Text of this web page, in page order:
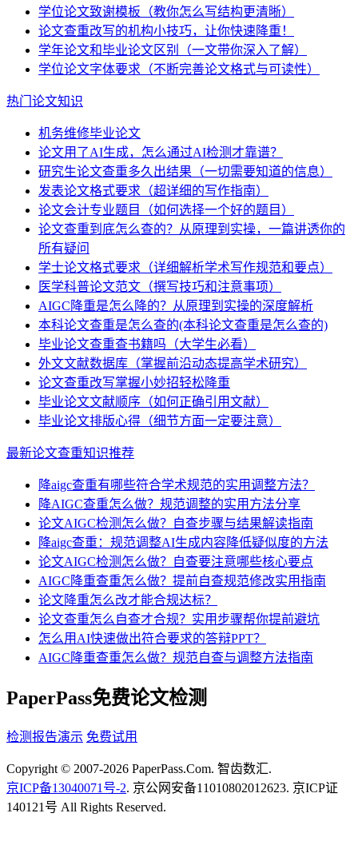
学位论文致谢模板（教你怎么写结构更清晰）
论文查重改写的机构小技巧，让你快速降重！
学年论文和毕业论文区别（一文带你深入了解）
学位论文字体要求（不断完善论文格式与可读性）
热门论文知识
机务维修毕业论文
论文用了AI生成，怎么通过AI检测才靠谱？
研究生论文查重多久出结果（一切需要知道的信息）
发表论文格式要求（超详细的写作指南）
论文会计专业题目（如何选择一个好的题目）
论文查重到底怎么查的？从原理到实操，一篇讲透你的
所有疑问
学士论文格式要求（详细解析学术写作规范和要点）
医学科普论文范文（撰写技巧和注意事项）
AIGC降重是怎么降的？从原理到实操的深度解析
本科论文查重是怎么查的(本科论文查重是怎么查的)
毕业论文查重查书籍吗（大学生必看）
外文文献数据库（掌握前沿动态提高学术研究）
论文查重改写掌握小妙招轻松降重
毕业论文文献顺序（如何正确引用文献）
毕业论文排版心得（细节方面一定要注意）
最新论文查重知识推荐
降aigc查重有哪些符合学术规范的实用调整方法？
降AIGC查重怎么做？规范调整的实用方法分享
论文AIGC检测怎么做？自查步骤与结果解读指南
降aigc查重：规范调整AI生成内容降低疑似度的方法
论文AIGC检测怎么做？自查要注意哪些核心要点
AIGC降重查重怎么做？提前自查规范修改实用指南
论文降重怎么改才能合规达标？
论文查重怎么自查才合规？实用步骤帮你提前避坑
怎么用AI快速做出符合要求的答辩PPT？
AIGC降重查重怎么做？规范自查与调整方法指南
PaperPass免费论文检测
检测报告演示 免费试用
Copyright © 2007-2026 PaperPass.Com. 智齿数汇.
京ICP备13040071号-2. 京公网安备11010802012623. 京ICP证
140121号 All Rights Reserved.